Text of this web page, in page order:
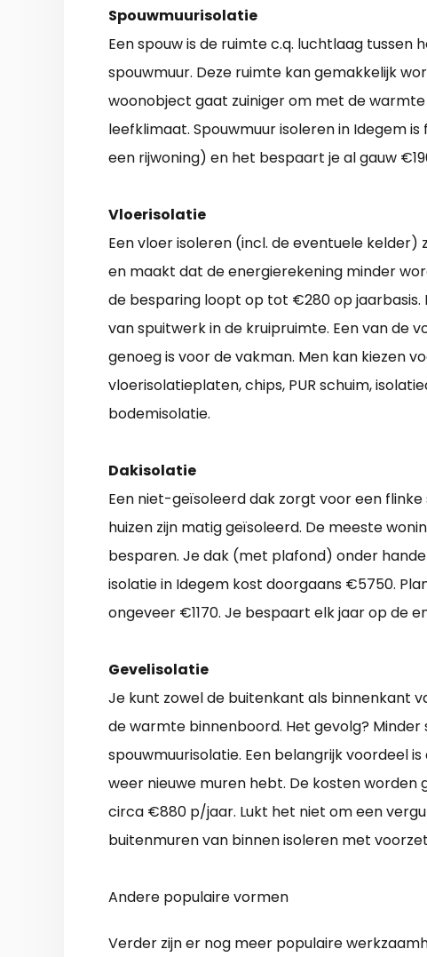
Spouwmuurisolatie
Een spouw is de ruimte c.q. luchtlaag
spouwmuur. Deze ruimte kan gemakkelijk
woonobject gaat zuiniger om met de
leefklimaat. Spouwmuur isoleren in Idegem
een rijwoning) en het bespaart je al gauw
Vloerisolatie
Een vloer isoleren (incl. de eventuele
en maakt dat de energierekening minder
de besparing loopt op tot €280 op jaarbasis.
van spuitwerk in de kruipruimte. Een van de
genoeg is voor de vakman. Men kan kiezen
vloerisolatieplaten, chips, PUR schuim,
bodemisolatie.
Dakisolatie
Een niet-geïsoleerd dak zorgt voor een
huizen zijn matig geïsoleerd. De meeste
besparen. Je dak (met plafond) onder
isolatie in Idegem kost doorgaans €5750.
ongeveer €1170. Je bespaart elk jaar op de
Gevelisolatie
Je kunt zowel de buitenkant als binnenkant
de warmte binnenboord. Het gevolg?
spouwmuurisolatie. Een belangrijk voordeel
weer nieuwe muren hebt. De kosten worden
circa €880 p/jaar. Lukt het niet om een
buitenmuren van binnen isoleren met
Andere populaire vormen
Verder zijn er nog meer populaire